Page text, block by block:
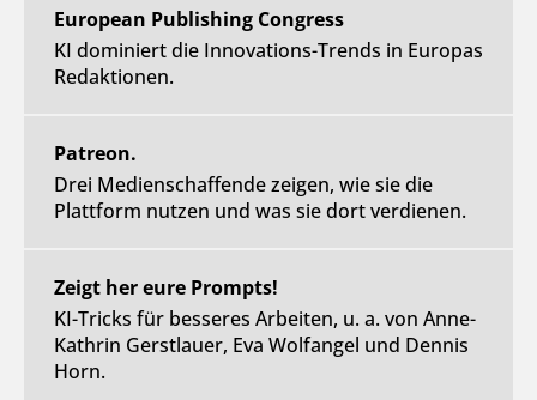
European Publishing Congress
KI dominiert die Innovations-Trends in Europas
Redaktionen.
Patreon.
Drei Medienschaffende zeigen, wie sie die
Plattform nutzen und was sie dort verdienen.
Zeigt her eure Prompts!
KI-Tricks für besseres Arbeiten, u. a. von Anne-
Kathrin Gerstlauer, Eva Wolfangel und Dennis
Horn.